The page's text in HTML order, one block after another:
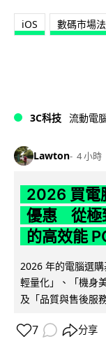
iOS 數碼市場法
3C科技 流動電
Lawton 4 小時
2026 買電
優惠 從極
的高效能
2026 年的電腦選
輕量化」、「機身
及「品質與售後服
7 分享